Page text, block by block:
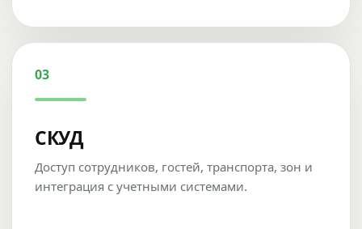
03
СКУД
Доступ сотрудников, гостей, транспорта, зон и
интеграция с учетными системами.